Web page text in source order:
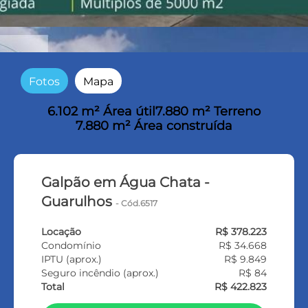
Fotos Mapa
6.102 m² Área útil 7.880 m² Terreno
7.880 m² Área construída
Galpão em Água Chata -
Guarulhos - Cód.6517
Locação
R$ 378.223
Condomínio
R$ 34.668
IPTU (aprox.)
R$ 9.849
Seguro incêndio (aprox.)
R$ 84
Total
R$ 422.823